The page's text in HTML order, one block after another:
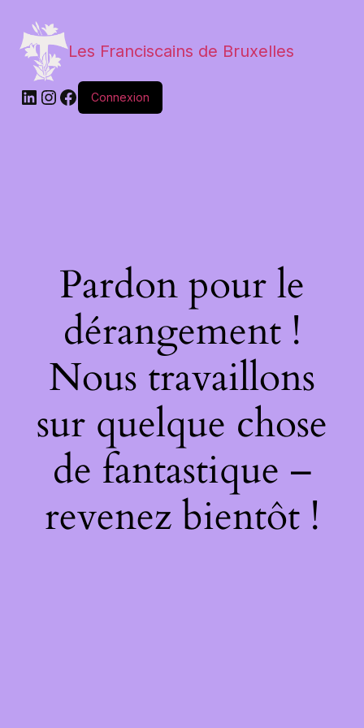
Les Franciscains de Bruxelles
Connexion
Pardon pour le
dérangement !
Nous travaillons
sur quelque chose
de fantastique –
revenez bientôt !